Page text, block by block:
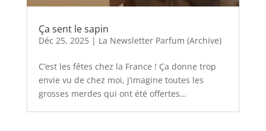
Ça sent le sapin
Déc 25, 2025| La Newsletter Parfum (Archive)
C’est les fêtes chez la France ! Ça donne trop
envie vu de chez moi, j’imagine toutes les
grosses merdes qui ont été offertes…